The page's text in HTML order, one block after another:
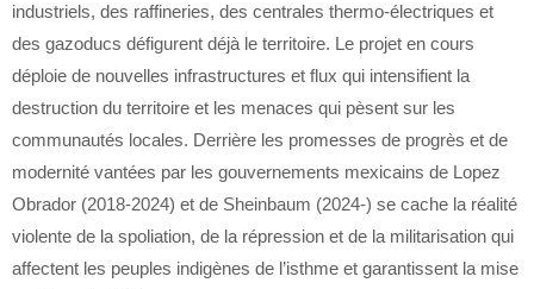
industriels, des raffineries, des centrales thermo-électriques et
des gazoducs défigurent déjà le territoire. Le projet en cours
déploie de nouvelles infrastructures et flux qui intensifient la
destruction du territoire et les menaces qui pèsent sur les
communautés locales. Derrière les promesses de progrès et de
modernité vantées par les gouvernements mexicains de Lopez
Obrador (2018-2024) et de Sheinbaum (2024-) se cache la réalité
violente de la spoliation, de la répression et de la militarisation qui
affectent les peuples indigènes de l’isthme et garantissent la mise